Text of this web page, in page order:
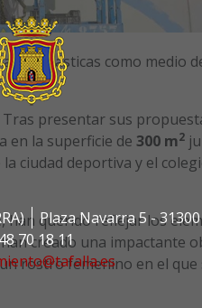
Plaza Navarra 5 -
70 18 11
plásticas como medio
presentar sus
en la superficie de 300 m2
ciudad deportiva y el
han querido reflejar los
creado una impactante
rostro femenino en el que